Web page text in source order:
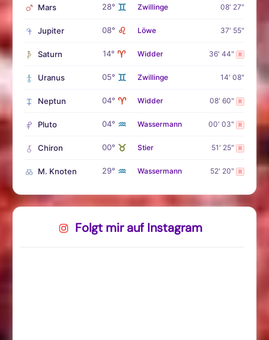
Mars 28° ♊ Zwillinge 08' 27"
Jupiter 08° ♌ Löwe 37' 55"
Saturn 14° ♈ Widder 36' 44" R
Uranus 05° ♊ Zwillinge 14' 08"
Neptun 04° ♈ Widder 08' 60" R
Pluto 04° ♒ Wassermann 00' 03" R
Chiron 00° ♉ Stier 51' 25" R
M. Knoten 29° ♒ Wassermann 52' 20" R
Folgt mir auf Instagram